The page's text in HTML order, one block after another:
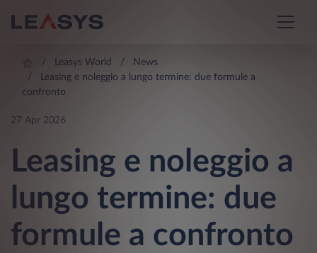
Leasys World
News
Leasing e noleggio a lungo termine: due formule a
confronto
27 Apr 2026
Leasing e noleggio a
lungo termine: due
formule a confronto